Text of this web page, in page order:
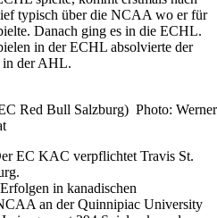
typisch über die NCAA wo er für
Danach ging es in die ECHL.
in der ECHL absolvierte der
in der AHL.
Red Bull Salzburg) Photo: Werner
EC KAC verpflichtet Travis St.
in kanadischen
an der Quinnipiac University